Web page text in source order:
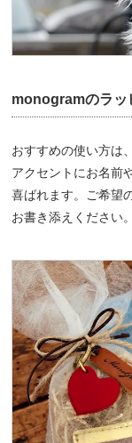
monogramのラッ
おすすめの使い方は
アクセントにお名前
喜ばれます。ご希望
お書き添えください。